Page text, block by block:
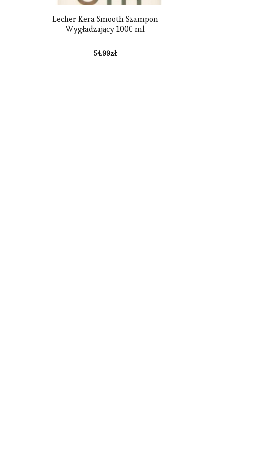
Lecher Kera Smooth Szampon
Wygładzający 1000 ml
54.99zł